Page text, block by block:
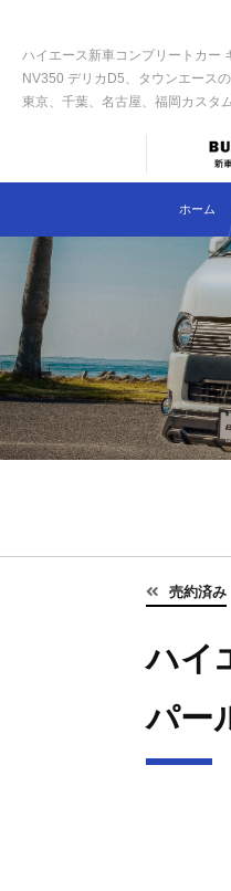
ハイエース新車コンプリートカー
NV350 デリカD5、タウンエースの
東京、千葉、名古屋、福岡カスタ
ホーム
売約済み
ハイ
パー